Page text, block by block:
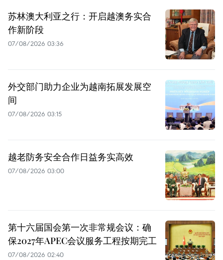
苏林澳大利亚之行：开启越澳务实合
作新阶段
07/08/2026 03:36
外交部门助力企业为越南拓展发展空
间
07/08/2026 03:15
越老防务安全合作日益务实高效
07/08/2026 03:00
第十六届国会第一次非常规会议：确
保2027年APEC会议服务工程按期完工
07/08/2026 02:40